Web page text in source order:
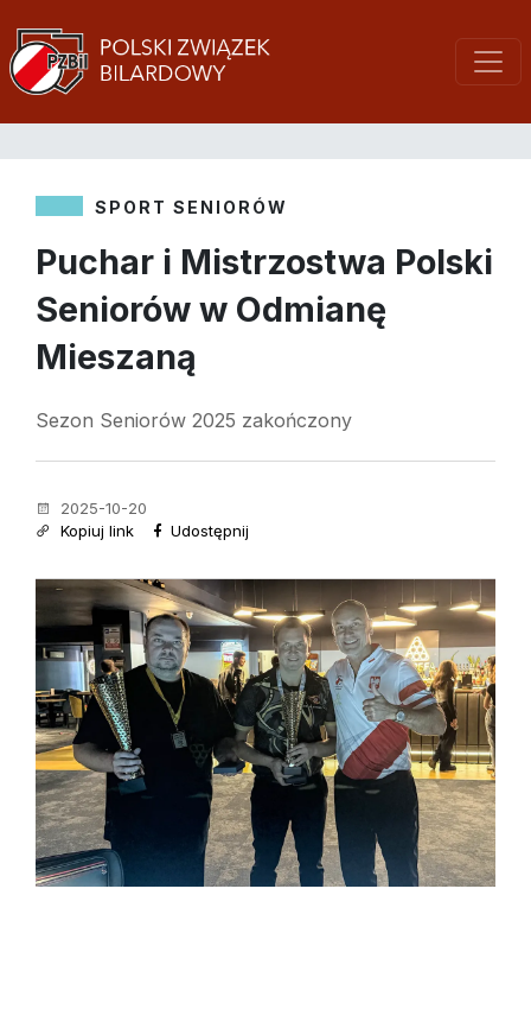
SPORT SENIORÓW
Puchar i Mistrzostwa Polski
Seniorów w Odmianę
Mieszaną
Sezon Seniorów 2025 zakończony
2025-10-20
Kopiuj link
Udostępnij